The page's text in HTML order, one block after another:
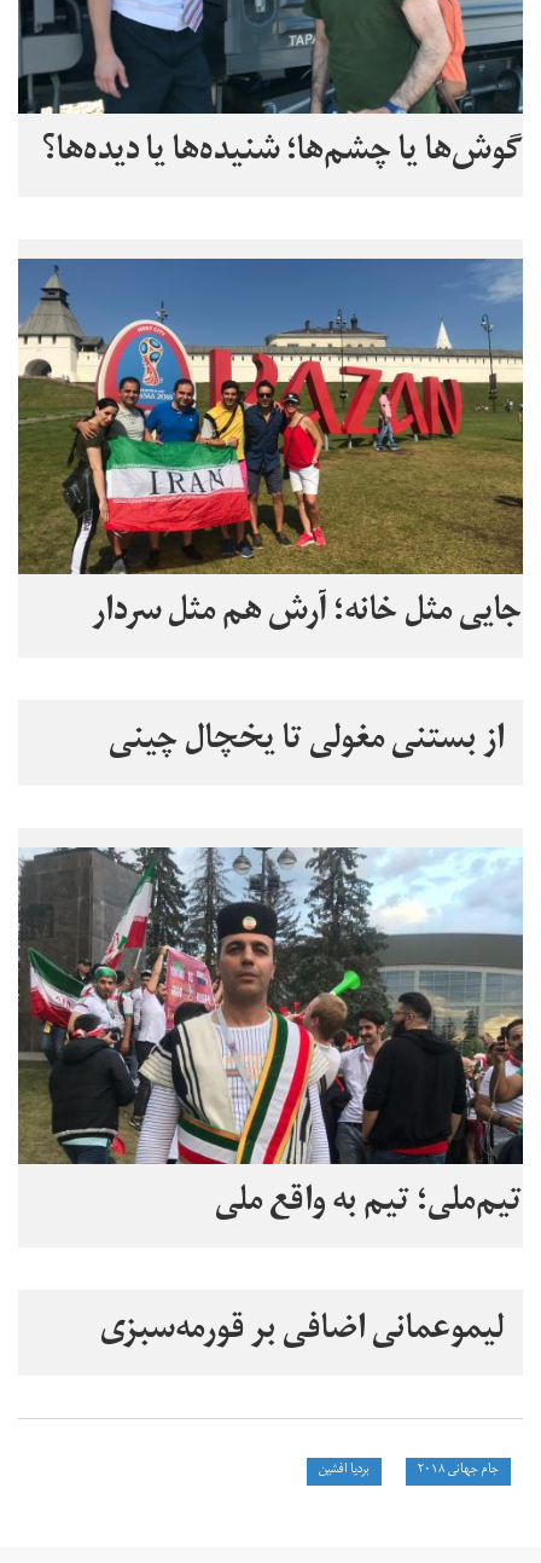
گوش‌ها یا چشم‌ها؛ شنیده‌ها یا دیده‌ها؟
جایی مثل خانه؛ آرش هم مثل سردار
از بستنی مغولی تا یخچال چینی
تیم‌ملی؛ تیم به واقع ملی
لیموعمانی اضافی بر قورمه‌سبزی
جام جهانی ۲۰۱۸ بردیا افشین